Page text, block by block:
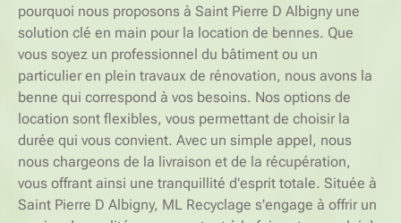
pourquoi nous proposons à Saint Pierre D Albigny une
solution clé en main pour la location de bennes. Que
vous soyez un professionnel du bâtiment ou un
particulier en plein travaux de rénovation, nous avons la
benne qui correspond à vos besoins. Nos options de
location sont flexibles, vous permettant de choisir la
durée qui vous convient. Avec un simple appel, nous
nous chargeons de la livraison et de la récupération,
vous offrant ainsi une tranquillité d'esprit totale. Située à
Saint Pierre D Albigny, ML Recyclage s'engage à offrir un